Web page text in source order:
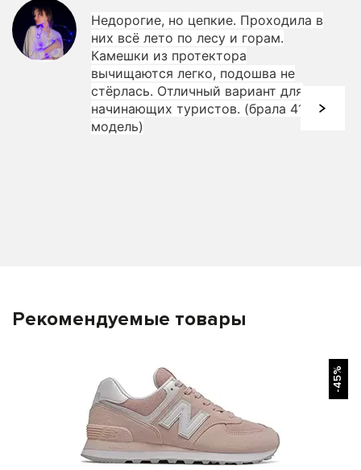
Недорогие, но цепкие. Проходила в
них всё лето по лесу и горам.
Камешки из протектора
вычищаются легко, подошва не
стёрлась. Отличный вариант для
начинающих туристов. (брала 410
модель)
Рекомендуемые товары
-45%